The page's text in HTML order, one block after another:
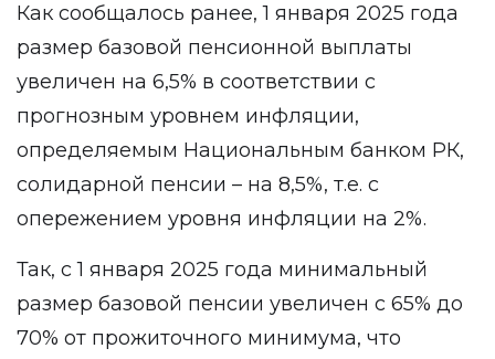
Как сообщалось ранее, 1 января 2025 года
размер базовой пенсионной выплаты
увеличен на 6,5% в соответствии с
прогнозным уровнем инфляции,
определяемым Национальным банком РК,
солидарной пенсии – на 8,5%, т.е. с
опережением уровня инфляции на 2%.
Так, с 1 января 2025 года минимальный
размер базовой пенсии увеличен с 65% до
70% от прожиточного минимума, что